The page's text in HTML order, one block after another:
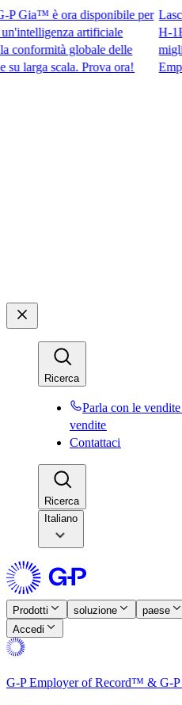
è ora disponibile per
artificiale
globale delle
scala. Prova ora!​​
Lascia
H-1B.
migliori
Ricerca​​
Parla con le
vendite​​
Contattaci​​
Ricerca​​
Italiano
Prodotti​​ soluzione​​ paese​​
Accedi​​
G-P Employer of Record™ & G-P